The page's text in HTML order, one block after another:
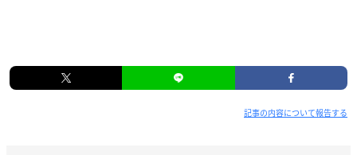
記事の内容について報告する